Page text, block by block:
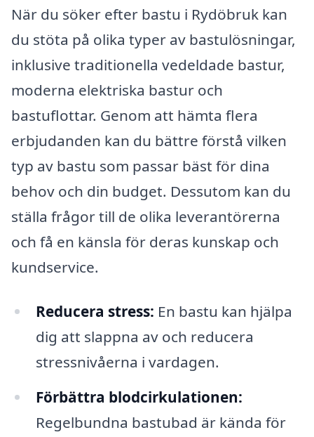
När du söker efter bastu i Rydöbruk kan
du stöta på olika typer av bastulösningar,
inklusive traditionella vedeldade bastur,
moderna elektriska bastur och
bastuflottar. Genom att hämta flera
erbjudanden kan du bättre förstå vilken
typ av bastu som passar bäst för dina
behov och din budget. Dessutom kan du
ställa frågor till de olika leverantörerna
och få en känsla för deras kunskap och
kundservice.
Reducera stress: En bastu kan hjälpa
dig att slappna av och reducera
stressnivåerna i vardagen.
Förbättra blodcirkulationen:
Regelbundna bastubad är kända för